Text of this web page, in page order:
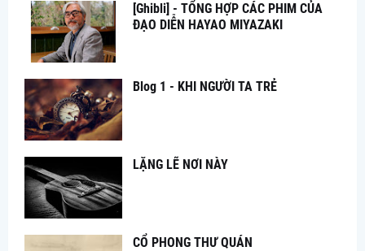
[Ghibli] - TỔNG HỢP CÁC PHIM CỦA
ĐẠO DIỄN HAYAO MIYAZAKI
Blog 1 - KHI NGƯỜI TA TRẺ
LẶNG LẼ NƠI NÀY
CỔ PHONG THƯ QUÁN